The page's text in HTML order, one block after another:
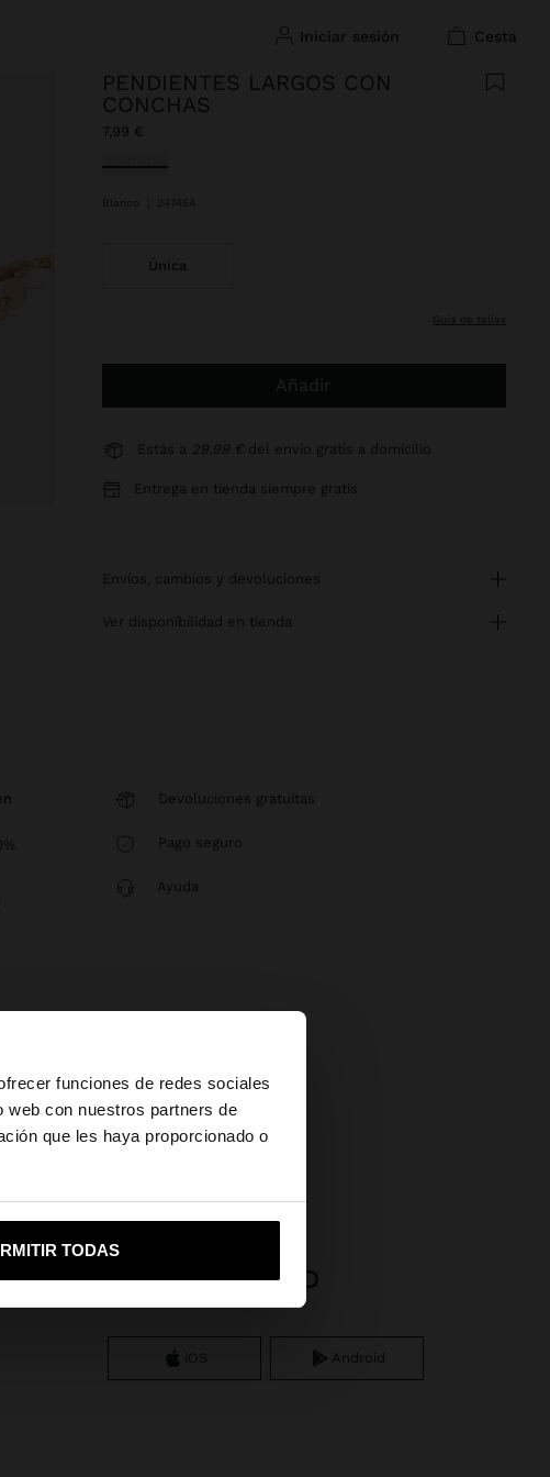
funciones de redes sociales
web con nuestros partners de
que les haya proporcionado o
TODAS
iniciar sesión cesta
×
Sí, llévame a United States
PENDIENTES LARGOS CON
CONCHAS
7,99 €
Seleccionado
Blanco 247454
Única
guía de tallas
Añadir
Estás a 29,99 € del envío gratis a domicilio
Entrega en tienda siempre gratis
envíos, cambios y devoluciones
ver disponibilidad en tienda
Devoluciones gratuitas
Pago seguro
Ayuda
APP DOWNLOAD
iOS Android